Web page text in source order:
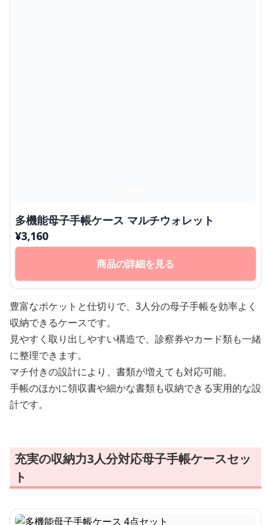
多機能母子手帳ケース マルチウォレット
¥3,160
商品の詳細を見る
豊富なポケットと仕切りで、3人分の母子手帳を効率よく
収納できるケースです。
見やすく取り出しやすい構造で、診察券やカード類も一緒
に整理できます。
マチ付きの設計により、書類が増えても対応可能。
手帳のほかに領収書や細かな書類も収納できる実用的な設
計です。
充実の収納力3人分対応母子手帳ケースセッ
ト